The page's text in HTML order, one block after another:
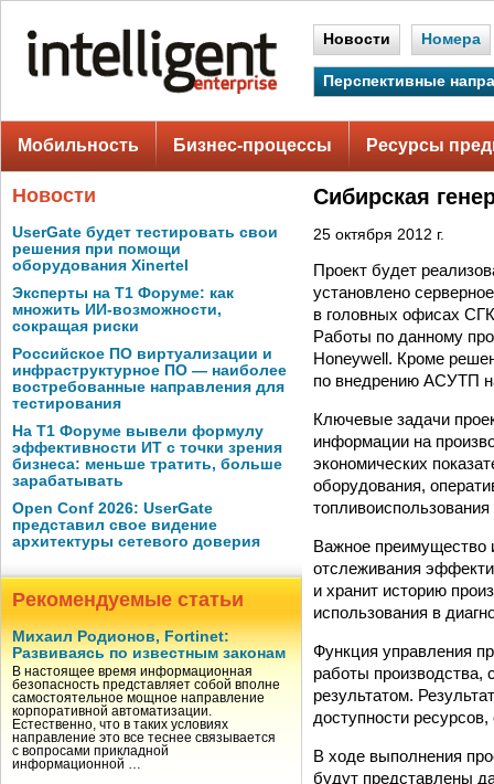
Новости Номера
Перспективные
Мобильность Бизнес-процессы Ресурсы
Новости
UserGate будет тестировать свои
решения при помощи
оборудования Xinertel
Эксперты на Т1 Форуме: как
множить ИИ-возможности,
сокращая риски
Российское ПО виртуализации и
инфраструктурное ПО — наиболее
востребованные направления для
тестирования
На Т1 Форуме вывели формулу
эффективности ИТ с точки зрения
бизнеса: меньше тратить, больше
зарабатывать
Open Conf 2026: UserGate
представил свое видение
архитектуры сетевого доверия
Рекомендуемые статьи
Михаил Родионов, Fortinet:
Развиваясь по известным законам
В настоящее время информационная
безопасность представляет собой вполне
самостоятельное мощное направление
корпоративной автоматизации.
Естественно, что в таких условиях
направление это все теснее связывается
с вопросами прикладной
информационной …
Сибирская
25 октября 2012 г.
Проект будет
установлено
в головных офисах
Работы по данному
Honeywell. Кроме
по внедрению АСУТП
Ключевые задачи
информации на
экономических
оборудования,
Важное преимущество
отслеживания
и хранит историю
использования в
Функция управления
работы
результатом.
доступности
В ходе выполнения
будут представлены